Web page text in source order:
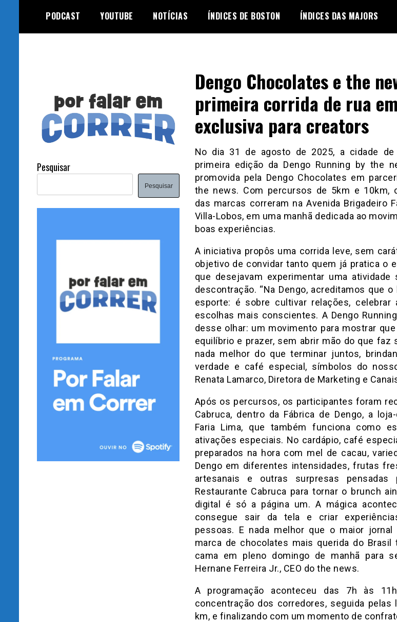
content
PODCAST YOUTUBE NOTÍCIAS ÍNDICES DE BOSTON ÍNDICES DAS MAJORS
Dengo Chocolates e the
primeira corrida de rua
exclusiva para creators
No dia 31 de agosto de 2025, a cidade de
primeira edição da Dengo Running by the
promovida pela Dengo Chocolates em
the news. Com percursos de 5km e 10km,
das marcas correram na Avenida Brigadeiro
Villa-Lobos, em uma manhã dedicada ao
boas experiências.
A iniciativa propôs uma corrida leve, sem
objetivo de convidar tanto quem já pratica o
que desejavam experimentar uma atividade
descontração. “Na Dengo, acreditamos que
esporte: é sobre cultivar relações, celebrar
escolhas mais conscientes. A Dengo
desse olhar: um movimento para mostrar
equilíbrio e prazer, sem abrir mão do que faz
nada melhor do que terminar juntos,
verdade e café especial, símbolos do
Renata Lamarco, Diretora de Marketing e
Após os percursos, os participantes foram
Cabruca, dentro da Fábrica de Dengo, a
Faria Lima, que também funciona como
ativações especiais. No cardápio, café
preparados na hora com mel de cacau,
Dengo em diferentes intensidades, frutas
artesanais e outras surpresas
Restaurante Cabruca para tornar o brunch
digital é só a página um. A mágica
consegue sair da tela e criar
pessoas. E nada melhor que o maior
marca de chocolates mais querida do Brasil
cama em pleno domingo de manhã para
Hernane Ferreira Jr., CEO do the news.
A programação aconteceu das 7h às
concentração dos corredores, seguida pelas
km, e finalizando com um momento de
Pesquisar
Pesquisar